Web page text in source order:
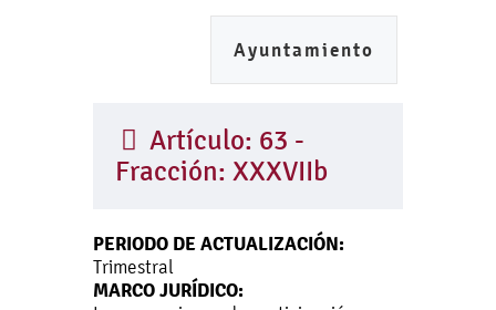
Ayuntamiento
Artículo: 63 -
Fracción: XXXVIIb
PERIODO DE ACTUALIZACIÓN:
Trimestral
MARCO JURÍDICO: